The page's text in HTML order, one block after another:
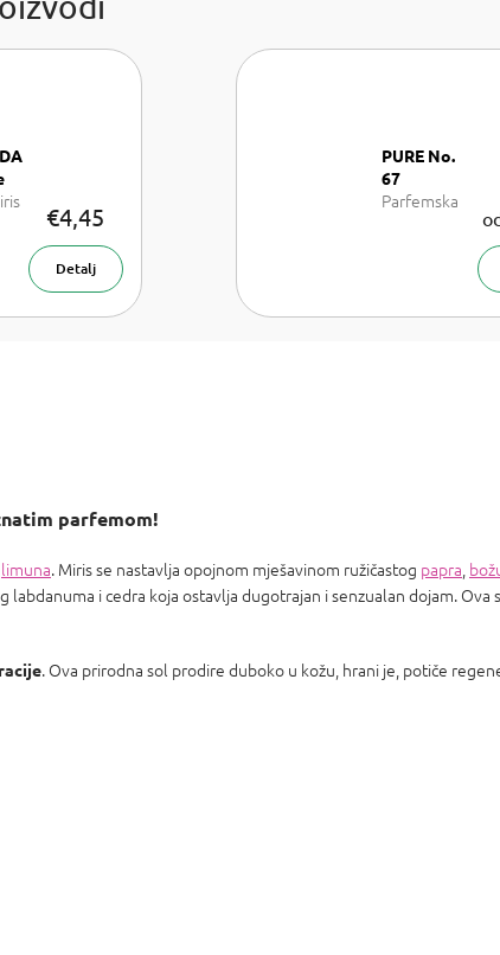
€4,45
Detalj
PURE No.
67
Parfemska
parfemom!
limuna. Miris se nastavlja opojnom mješavinom ružičastog papra
labdanuma i cedra koja ostavlja dugotrajan i senzualan dojam. Ova
. Ova prirodna sol prodire duboko u kožu, hrani je, potiče